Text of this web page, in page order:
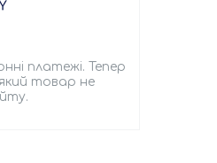
платежі. Тепер
товар не